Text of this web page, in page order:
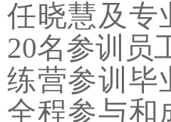
任晓慧及专
20名参训员
练营参训毕
全程参与和